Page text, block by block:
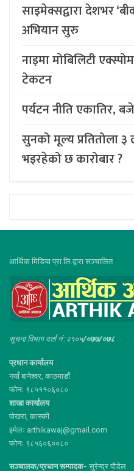
साइमेक्सद्वारा देशभर
अभियान सुरु
नाइमा मोबिलिटी
टेकटन
पर्यटन नीति एकातिर,
सुनको मूल्य प्रतितोला
भइरहेको छ कारोबार ?
आर्थिक मिडिया प्रा.लि.द्वारा सञ्चालित
सूचना विभाग दर्ता नं :२१०५/०७७/०७८
प्रधान कार्यालय
नयाँ बानेश्वर, काठमाडौं
फोनः ९८५११०६०८०
शाखा कार्यालय
पोखरा, कास्की
इमेलः arthikawaj@gmail.com
फोनः ९८५६०६००८०
सञ्चालक/प्रधान सम्पादक- सुरेन्द्र पौडेल